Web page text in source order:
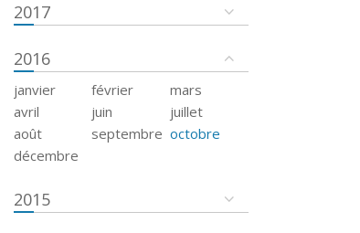
2017
2016
janvier février
mars
avril
juin
juillet
août
septembre octobre
décembre
2015